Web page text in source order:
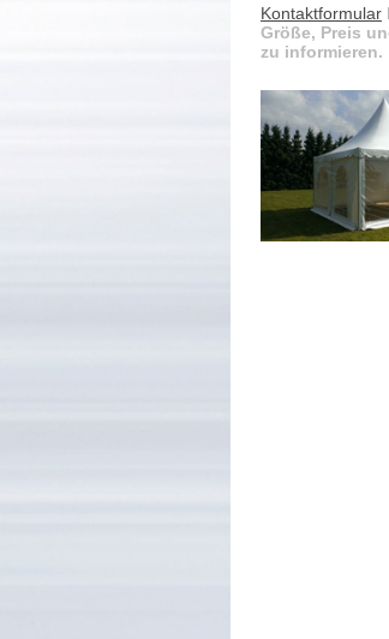
Kontaktformular
Größe, Preis
zu informieren.